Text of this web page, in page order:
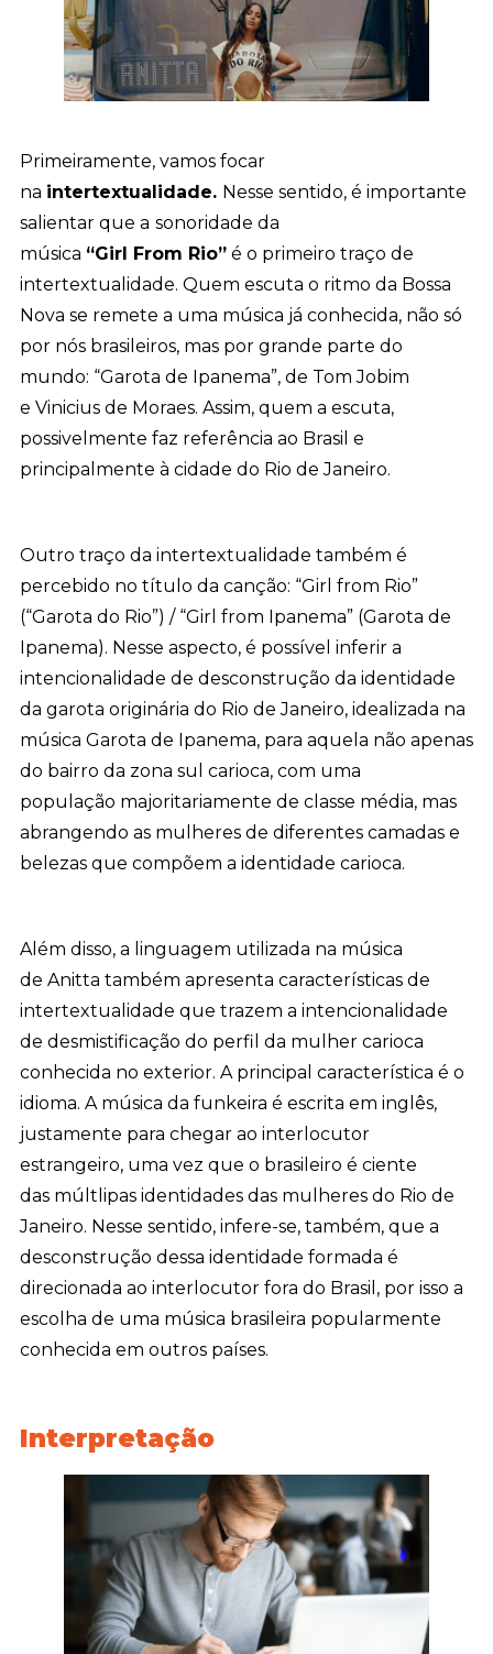
Primeiramente, vamos focar
na intertextualidade. Nesse sentido, é importante
salientar que a sonoridade da
música “Girl From Rio”é o primeiro traço de
intertextualidade. Quem escuta o ritmo da Bossa
Nova se remete a uma música já conhecida, não só
por nós brasileiros, mas por grande parte do
mundo: “Garota de Ipanema”, de Tom Jobim
e Vinicius de Moraes. Assim, quem a escuta,
possivelmente faz referência ao Brasil e
principalmente à cidade do Rio de Janeiro.
Outro traço da intertextualidade também é
percebido no título da canção: “Girl from Rio”
(“Garota do Rio”) / “Girl from Ipanema” (Garota de
Ipanema). Nesse aspecto, é possível inferir a
intencionalidade de desconstrução da identidade
da garota originária do Rio de Janeiro, idealizada na
música Garota de Ipanema, para aquela não apenas
do bairro da zona sul carioca, com uma
população majoritariamente de classe média, mas
abrangendo as mulheres de diferentes camadas e
belezas que compõem a identidade carioca.
Além disso, a linguagem utilizada na música
de Anitta também apresenta características de
intertextualidade que trazem a intencionalidade
de desmistificação do perfil da mulher carioca
conhecida no exterior. A principal característica é o
idioma. A música da funkeira é escrita em inglês,
justamente para chegar ao interlocutor
estrangeiro, uma vez que o brasileiro é ciente
das múltlipas identidades das mulheres do Rio de
Janeiro. Nesse sentido, infere-se, também, que a
desconstrução dessa identidade formada é
direcionada ao interlocutor fora do Brasil, por isso a
escolha de uma música brasileira popularmente
conhecida em outros países.
Interpretação